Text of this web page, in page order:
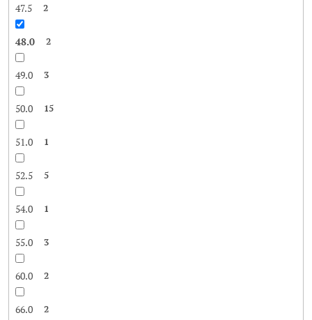
47.5 2
48.0 2
49.0 3
50.0 15
51.0 1
52.5 5
54.0 1
55.0 3
60.0 2
66.0 2